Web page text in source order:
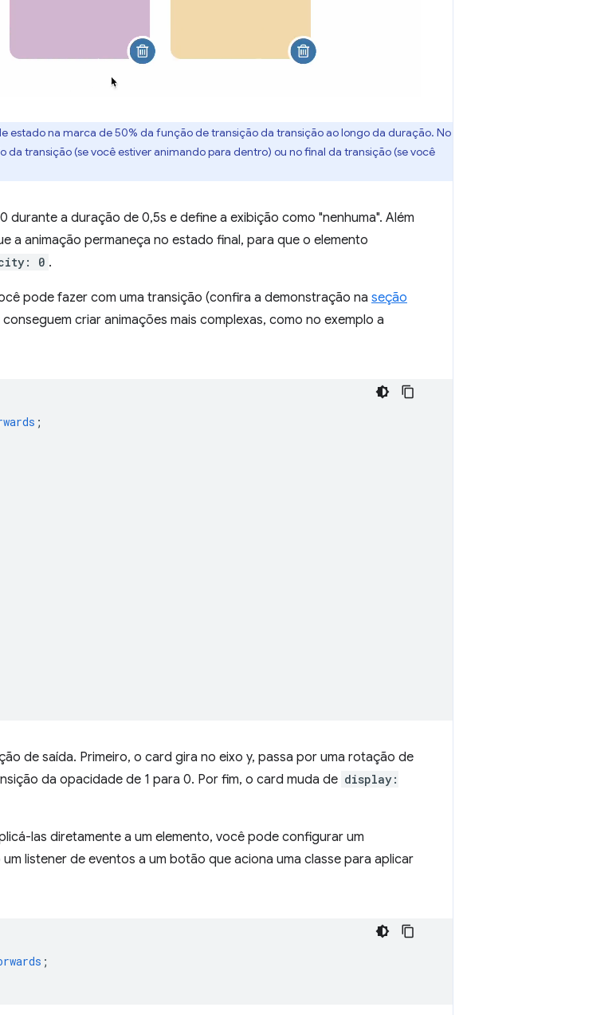
estado na marca de 50% da função de transição da transição ao longo da duração. No
da transição (se você estiver animando para dentro) ou no final da transição (se você
durante a duração de 0,5s e define a exibição como "nenhuma". Além
a animação permaneça no estado final, para que o elemento
0 .
pode fazer com uma transição (confira a demonstração na seção
criar animações mais complexas, como no exemplo a
;
de saída. Primeiro, o card gira no eixo y, passa por uma rotação de
da opacidade de 1 para 0. Por fim, o card muda de display:
las diretamente a um elemento, você pode configurar um
listener de eventos a um botão que aciona uma classe para aplicar
;